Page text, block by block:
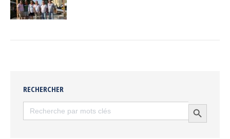
RECHERCHER
Search
for:
Search Button